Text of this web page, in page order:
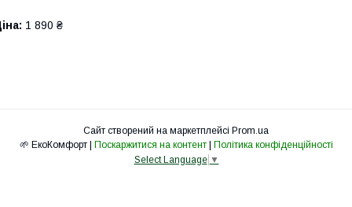
1 890 ₴
Сайт створений на маркетплейсі Prom.ua
Поскаржитися на контент
Політика конфіденційності
Select Language ▼